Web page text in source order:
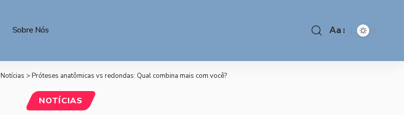
Sobre Nós Aa
Notícias >Próteses anatômicas vs redondas: Qual combina mais com você?
NOTÍCIAS